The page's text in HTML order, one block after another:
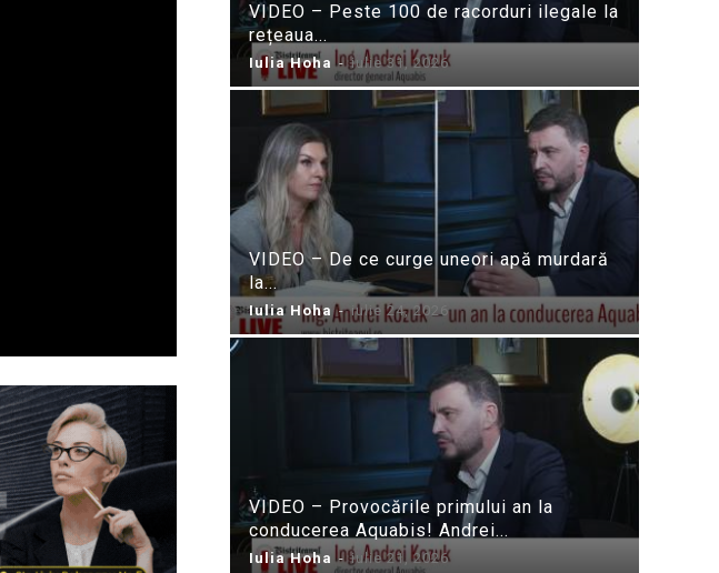
VIDEO – Peste 100 de racorduri ilegale la
rețeaua...
Iulia Hoha - iulie 31, 2026
VIDEO – De ce curge uneori apă murdară
la...
Iulia Hoha - iulie 24, 2026
VIDEO – Provocările primului an la
conducerea Aquabis! Andrei...
Iulia Hoha - iulie 21, 2026